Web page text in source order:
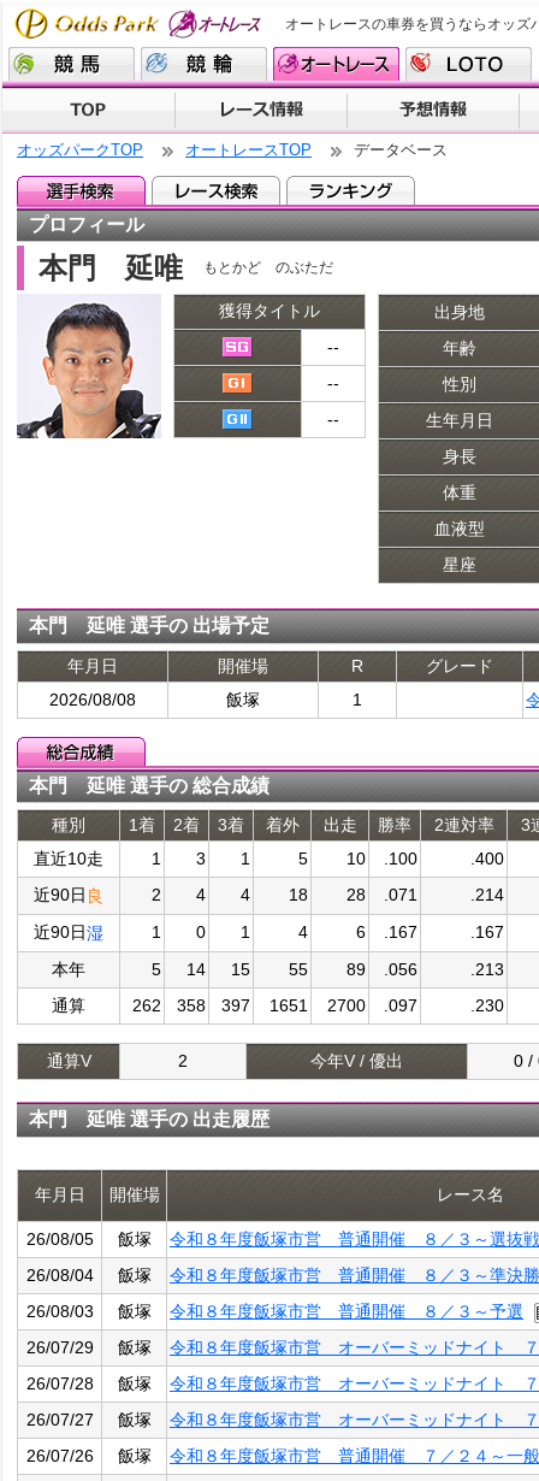
オートレースの車券を買うならオッズ
オッズパークTOP オートレースTOP データベース
プロフィール
本門 延唯 もとかど のぶただ
獲得タイトル
--
--
--
出身地
年齢
性別
生年月日
身長
体重
血液型
星座
本門 延唯 選手の 出場予定
年月日 開催場 R
グレード
2026/08/08
飯塚 1
本門 延唯 選手の 総合成績
種別 1着 2着 3着 着外 出走 勝率 2連対率
3
直近10走
1 3 1 5 10 .100
.400
近90日 良 2 4 4 18 28 .071
.214
近90日湿 1 0 1 4 6 .167
.167
本年
5 14 15 55 89 .056
.213
通算
262 358 397 1651 2700 .097 .230
通算V 2 今年V / 優出 0 /
本門 延唯 選手の 出走履歴
年月日 開催場 レース名
26/08/05 飯塚
令和８年度飯塚市営 普通開催 ８／３～選抜戦
26/08/04
飯塚
令和８年度飯塚市営 普通開催 ８／３～準決
26/08/03
飯塚
令和８年度飯塚市営 普通開催 ８／３～予選
26/07/29
飯塚
令和８年度飯塚市営 オーバーミッドナイト
26/07/28
飯塚
令和８年度飯塚市営 オーバーミッドナイト
26/07/27
飯塚
令和８年度飯塚市営 オーバーミッドナイト
26/07/26
飯塚
令和８年度飯塚市営 普通開催 ７／２４～一